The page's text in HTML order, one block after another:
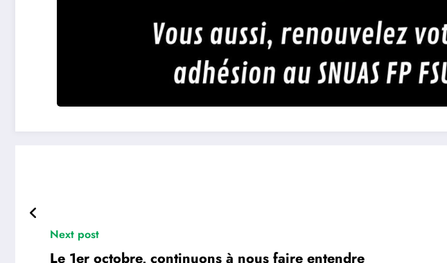
Next post
Le 1er octobre, continuons à nous faire entendre